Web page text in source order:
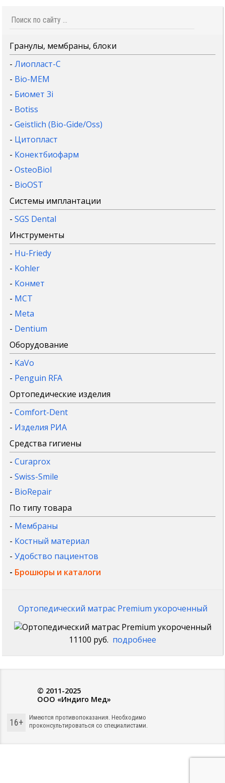
Гранулы, мембраны, блоки
-Лиопласт-С
- Bio-MEM
- Биомет 3i
- Botiss
-Geistlich (Bio-Gide/Oss)
- Цитопласт
- Конектбиофарм
-OsteoBiol
- BioOST
Системы имплантации
-SGS Dental
Инструменты
- Hu-Friedy
- Kohler
- Конмет
- MCT
- Meta
- Dentium
Оборудование
- KaVo
- Penguin RFA
Ортопедические изделия
-Comfort-Dent
- Изделия РИА
Средства гигиены
-Curaprox
-Swiss-Smile
- BioRepair
По типу товара
- Мембраны
- Костный материал
-Удобство пациентов
- Брошюры и каталоги
Ортопедический матрас Premium укороченный
11100 руб. подробнее
© 2011-2025
ООО «Индиго Мед»
16+
Имеются противопоказания. Необходимо
проконсультироваться со специалистами.